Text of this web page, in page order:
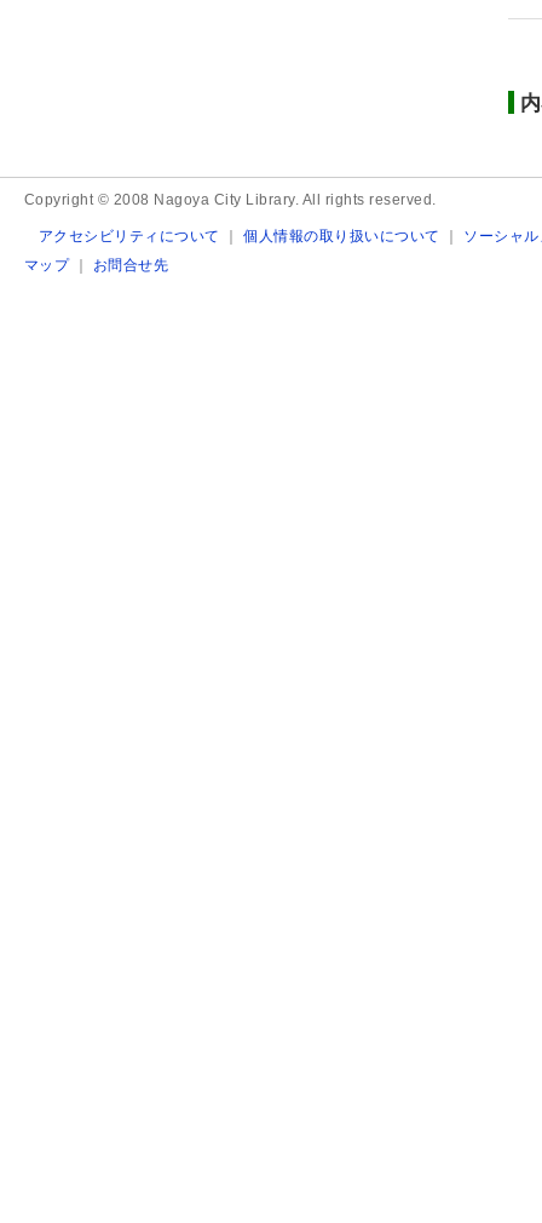
Copyright © 2008 Nagoya City Library. All rights reserved.
アクセシビリティについて ｜個人情報の取り扱いについて ｜ ソーシャ
マップ｜ お問合せ先